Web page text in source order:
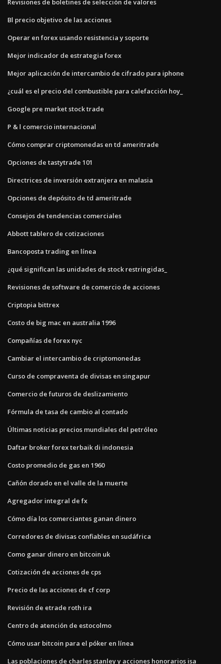
Revisiones de boletines de selección de valores
Bl precio objetivo de las acciones
Operar en forex usando resistencia y soporte
Mejor indicador de estrategia forex
Mejor aplicación de intercambio de cifrado para iphone
¿cuál es el precio del combustible para calefacción hoy_
Google pre market stock trade
P & l comercio internacional
Cómo comprar criptomonedas en td ameritrade
Opciones de tastytrade 101
Directrices de inversión extranjera en malasia
Opciones de depósito de td ameritrade
Consejos de tendencias comerciales
Abbott tablero de cotizaciones
Bancoposta trading en línea
¿qué significan las unidades de stock restringidas_
Revisiones de software de comercio de acciones
Criptopia bittrex
Costo de big mac en australia 1996
Compañías de forex nyc
Cambiar el intercambio de criptomonedas
Curso de compraventa de divisas en singapur
Comercio de futuros de deslizamiento
Fórmula de tasa de cambio al contado
Últimas noticias precios mundiales del petróleo
Daftar broker forex terbaik di indonesia
Costo promedio de gas en 1960
Cañón dorado en el valle de la muerte
Agregador integral de fx
Cómo día los comerciantes ganan dinero
Corredores de divisas confiables en sudáfrica
Como ganar dinero en bitcoin uk
Cotización de acciones de cps
Precio de las acciones de cf corp
Revisión de etrade roth ira
Centro de atención de estocolmo
Cómo usar bitcoin para el póker en línea
Las poblaciones de charles stanley y acciones honorarios isa